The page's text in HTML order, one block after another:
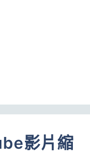
影片縮